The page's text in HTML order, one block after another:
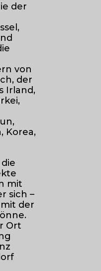
der
von
der
Irland,
Korea,
mit
sich –
der
Ort